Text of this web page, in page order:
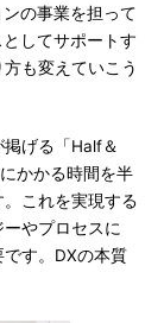
の事業を担って
してサポートす
も変えていこう
げる「Half＆
かかる時間を半
これを実現する
やプロセスに
す。DXの本質